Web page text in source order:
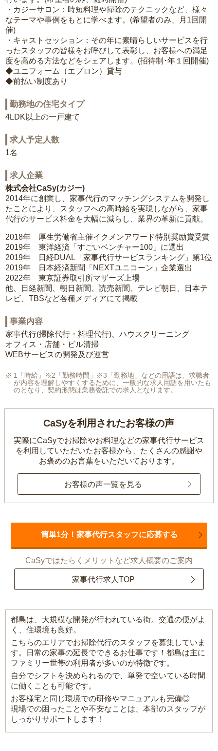
・カジーサロン：時短料理や掃除のテクニックなど、様々
なテーマや事例をもとに学べます。(希望者のみ、月1回開
催)
・キャストセッション：その年に素晴らしいサービスを行
ったスタッフの皆様をお呼びして表彰し、お客様への満足
度を高める方法などをシェアします。(招待制･年１回開催)
◆ユニフォーム（エプロン）貸与
◆前払い制度あり
勤務地の住宅タイプ
4LDK以上の一戸建て
求人予定人数
1名
求人企業
株式会社CaSy(カジー)
2014年に創業し、家事代行のマッチングシステムを開発し
たことにより、スタッフへの高時給を実現しながら、家事
代行のサービス料金を大幅に減らし、業界の革新に貢献。
2018年 厚生労働省主催イクメンアワード特別奨励賞受賞
2019年 東洋経済「すごいベンチャー100」に選出
2019年 日経DUAL「家事代行サービスランキング」第1位
2019年 日本経済新聞「NEXTユニコーン」企業選出
2022年 東京証券取引所マザーズ上場
他、日経新聞、朝日新聞、読売新聞、テレビ朝日、日本テ
レビ、TBSなど各種メディアにて掲載
事業内容
家事代行(掃除代行・料理代行)、ハウスクリーニング
オフィス・店舗・ビル清掃
WEBサービスの開発及び運営
1「時給」※2「勤務時間」※3「勤務地」などの用語は、求職者
が内容を理解しやすくするために、一般的な求人用語を用いたも
のとなり、契約形態は業務委託での求人となります。
CaSyを利用されたお客様の声
実際にCaSyでお掃除やお料理などの家事代行サービス
を利用していただいたお客様から、 たくさんの感謝や
お褒めのお言葉をいただいております。
お客様の声一覧を見る
簡単1分！家事代行スタッフに応募する
CaSyではたらくメリットなど求人概要のご案内
家事代行求人TOP
都島は、大規模な開発が行われている街。交通の便がよ
く、住環境も良好。
こちらのエリアでお掃除代行のスタッフを募集していま
す。日常の家事の延長でできるお仕事です！都島は主に
ファミリー世帯の利用者が多いのが特徴です。
自分でシフトを決められるので、単発で空いている時間
に働くことも可能です。
お客様宅と同じ環境での研修やマニュアルも完備◎
現場での困ったことや不安なことは、本部のスタッフが
しっかりサポートします！